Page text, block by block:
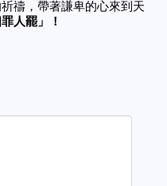
禱，帶著謙卑的心來到天
人罷」！